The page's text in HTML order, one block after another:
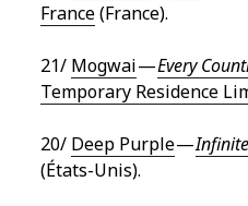
France(France).
21/ Mogwai—Every
Temporary Residence
20/ Deep Purple—
(États-Unis).